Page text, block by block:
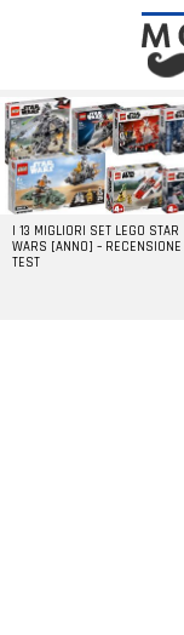
LATEST
STORIES
I 13 MIGLIORI SET LEGO STAR
WARS [ANNO] – RECENSIONE
TEST